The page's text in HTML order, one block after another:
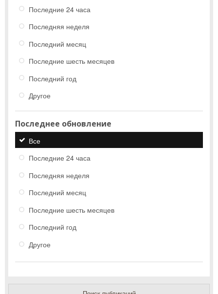
Последние 24 часа
Последняя неделя
Последний месяц
Последние шесть месяцев
Последний год
Другое
Последнее обновление
Все
Последние 24 часа
Последняя неделя
Последний месяц
Последние шесть месяцев
Последний год
Другое